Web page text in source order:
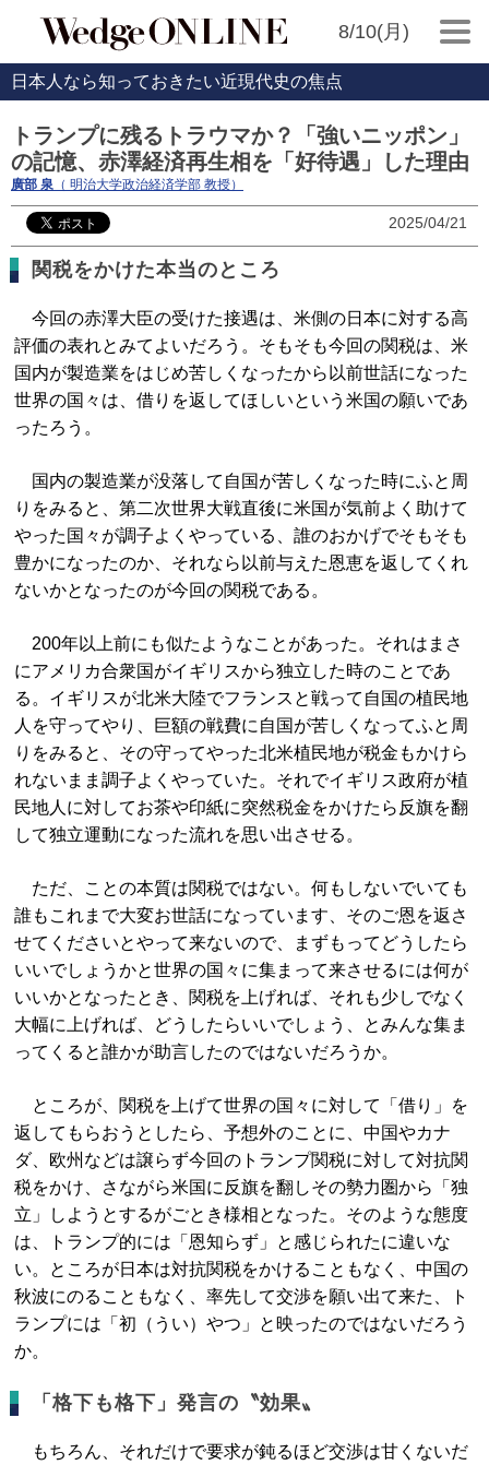
8/10(月)
日本人なら知っておきたい近現代史の焦点
トランプに残るトラウマか？「強いニッポン」
の記憶、赤澤経済再生相を「好待遇」した理由
廣部 泉 （ 明治大学政治経済学部 教授）
2025/04/21
関税をかけた本当のところ
今回の赤澤大臣の受けた接遇は、米側の日本に対する高
評価の表れとみてよいだろう。そもそも今回の関税は、米
国内が製造業をはじめ苦しくなったから以前世話になった
世界の国々は、借りを返してほしいという米国の願いであ
ったろう。
国内の製造業が没落して自国が苦しくなった時にふと周
りをみると、第二次世界大戦直後に米国が気前よく助けて
やった国々が調子よくやっている、誰のおかげでそもそも
豊かになったのか、それなら以前与えた恩恵を返してくれ
ないかとなったのが今回の関税である。
200年以上前にも似たようなことがあった。それはまさ
にアメリカ合衆国がイギリスから独立した時のことであ
る。イギリスが北米大陸でフランスと戦って自国の植民地
人を守ってやり、巨額の戦費に自国が苦しくなってふと周
りをみると、その守ってやった北米植民地が税金もかけら
れないまま調子よくやっていた。それでイギリス政府が植
民地人に対してお茶や印紙に突然税金をかけたら反旗を翻
して独立運動になった流れを思い出させる。
ただ、ことの本質は関税ではない。何もしないでいても
誰もこれまで大変お世話になっています、そのご恩を返さ
せてくださいとやって来ないので、まずもってどうしたら
いいでしょうかと世界の国々に集まって来させるには何が
いいかとなったとき、関税を上げれば、それも少しでなく
大幅に上げれば、どうしたらいいでしょう、とみんな集ま
ってくると誰かが助言したのではないだろうか。
ところが、関税を上げて世界の国々に対して「借り」を
返してもらおうとしたら、予想外のことに、中国やカナ
ダ、欧州などは譲らず今回のトランプ関税に対して対抗関
税をかけ、さながら米国に反旗を翻しその勢力圏から「独
立」しようとするがごとき様相となった。そのような態度
は、トランプ的には「恩知らず」と感じられたに違いな
い。ところが日本は対抗関税をかけることもなく、中国の
秋波にのることもなく、率先して交渉を願い出て来た、ト
ランプには「初（うい）やつ」と映ったのではないだろう
か。
「格下も格下」発言の〝効果〟
もちろん、それだけで要求が鈍るほど交渉は甘くないだ